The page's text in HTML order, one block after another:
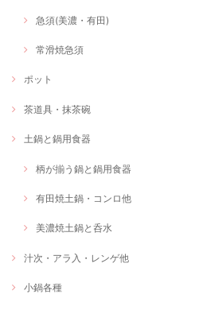
急須(美濃・有田)
常滑焼急須
ポット
茶道具・抹茶碗
土鍋と鍋用食器
柄が揃う鍋と鍋用食器
有田焼土鍋・コンロ他
美濃焼土鍋と呑水
汁次・アラ入・レンゲ他
小鍋各種